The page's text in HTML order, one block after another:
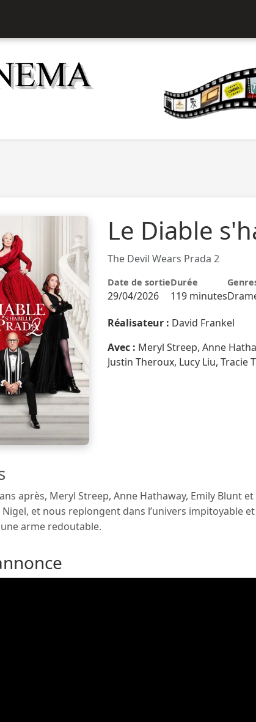
Le Diable
The Devil Wears Prada 2
Date de sortie
29/04/2026
Durée
119 minutes
Réalisateur : David Frankel
Avec : Meryl Streep, Anne
Justin Theroux, Lucy Liu, Tracie
après, Meryl Streep, Anne Hathaway, Emily Blunt
Nigel, et nous replongent dans l’univers impitoyable
une arme redoutable.